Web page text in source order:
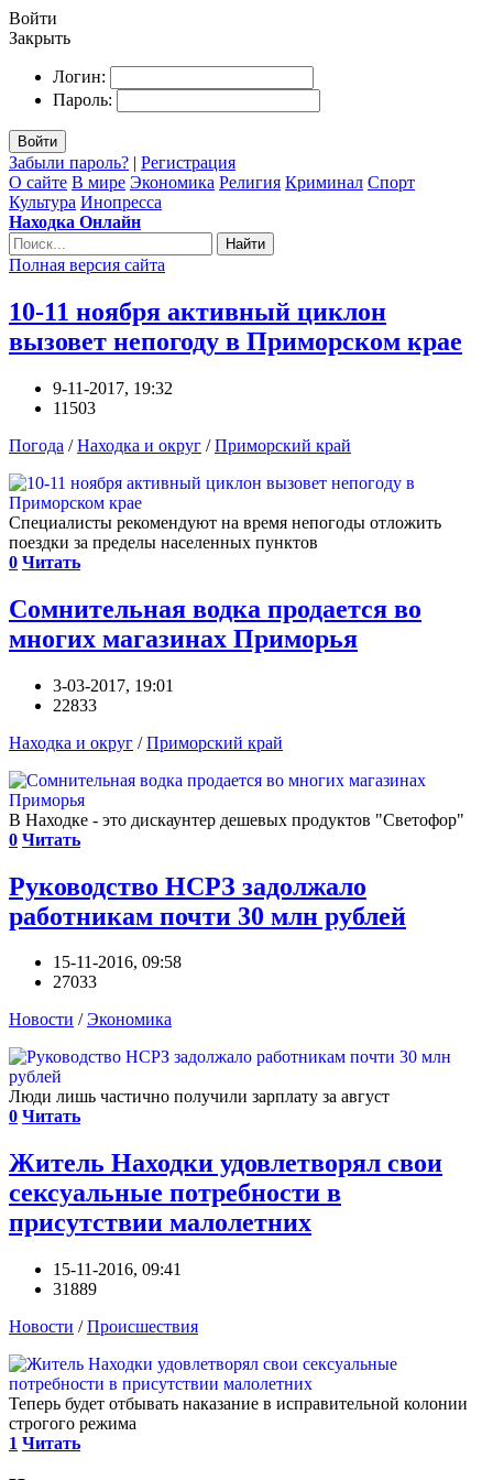
Войти
Закрыть
Логин:
Пароль:
Войти
Забыли пароль? | Регистрация
О сайте В мире Экономика Религия Криминал Спорт
Культура Инопресса
Находка Онлайн
Найти
Полная версия сайта
10-11 ноября активный циклон
вызовет непогоду в Приморском крае
9-11-2017, 19:32
11503
Погода /Находка и округ /Приморский край
Специалисты рекомендуют на время непогоды отложить
поездки за пределы населенных пунктов
0 Читать
Сомнительная водка продается во
многих магазинах Приморья
3-03-2017, 19:01
22833
Находка и округ /Приморский край
В Находке - это дискаунтер дешевых продуктов "Светофор"
0 Читать
Руководство НСРЗ задолжало
работникам почти 30 млн рублей
15-11-2016, 09:58
27033
Новости /Экономика
Люди лишь частично получили зарплату за август
0 Читать
Житель Находки удовлетворял свои
сексуальные потребности в
присутствии малолетних
15-11-2016, 09:41
31889
Новости /Происшествия
Теперь будет отбывать наказание в исправительной колонии
строгого режима
1 Читать